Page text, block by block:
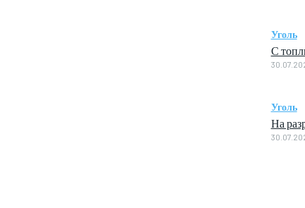
Уголь
С
Уголь
На